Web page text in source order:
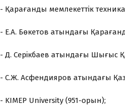
- Қарағанды мемлекеттік
- Е.А. Бөкетов атындағы
- Д. Серікбаев атындағы Шығыс
- С.Ж. Асфендияров атындағы
- KIMEP University (951-орын);